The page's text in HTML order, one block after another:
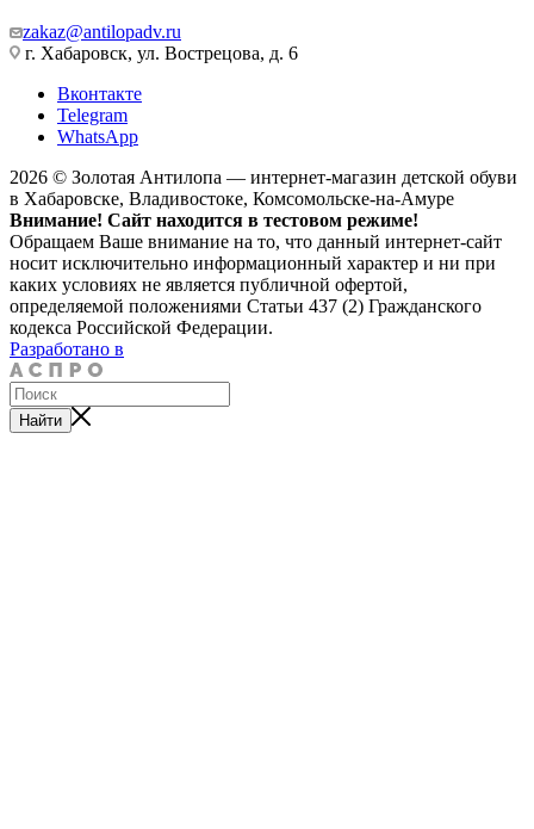
zakaz@antilopadv.ru
г. Хабаровск, ул. Вострецова, д. 6
Вконтакте
Telegram
WhatsApp
2026 © Золотая Антилопа — интернет-магазин детской обуви
в Хабаровске, Владивостоке, Комсомольске-на-Амуре
Внимание! Сайт находится в тестовом режиме!
Обращаем Ваше внимание на то, что данный интернет-сайт
носит исключительно информационный характер и ни при
каких условиях не является публичной офертой,
определяемой положениями Статьи 437 (2) Гражданского
кодекса Российской Федерации.
Разработано в
Найти